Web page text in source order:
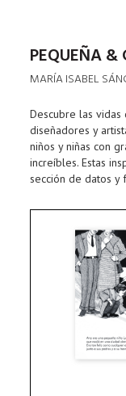
PEQUEÑA &
MARÍA ISABEL
Descubre las
diseñadores y
niños y niñas con
increíbles. Estas
sección de datos y